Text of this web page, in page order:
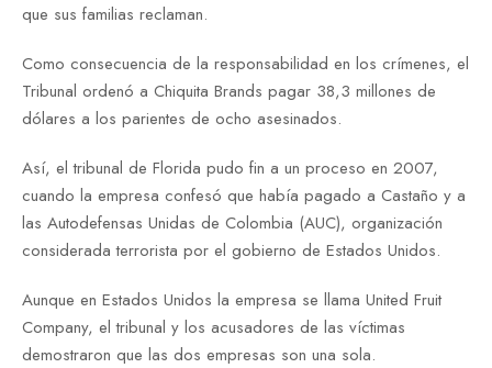
que sus familias reclaman.
Como consecuencia de la responsabilidad en los crímenes, el
Tribunal ordenó a Chiquita Brands pagar 38,3 millones de
dólares a los parientes de ocho asesinados.
Así, el tribunal de Florida pudo fin a un proceso en 2007,
cuando la empresa confesó que había pagado a Castaño y a
las Autodefensas Unidas de Colombia (AUC), organización
considerada terrorista por el gobierno de Estados Unidos.
Aunque en Estados Unidos la empresa se llama United Fruit
Company, el tribunal y los acusadores de las víctimas
demostraron que las dos empresas son una sola.